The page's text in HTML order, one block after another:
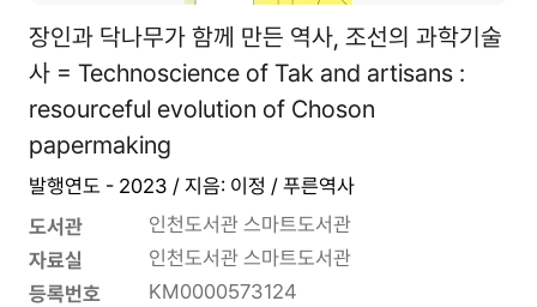
장인과 닥나무가 함께 만든 역사, 조선의 과학기술
사 = Technoscience of Tak and artisans :
resourceful evolution of Choson
papermaking
발행연도 - 2023 / 지음: 이정 / 푸른역사
도서관
인천도서관 스마트도서관
자료실
인천도서관 스마트도서관
등록번호
KM0000573124